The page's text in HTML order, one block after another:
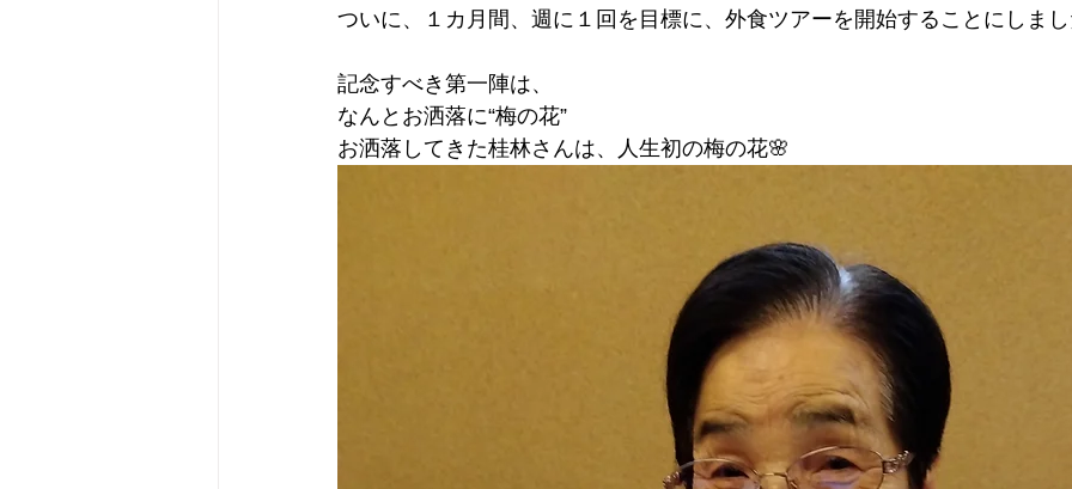
ついに、１カ月間、週に１回を目標に、外食ツアーを開始することにしま
記念すべき第一陣は、
なんとお洒落に“梅の花”
お洒落してきた桂林さんは、人生初の梅の花🌸